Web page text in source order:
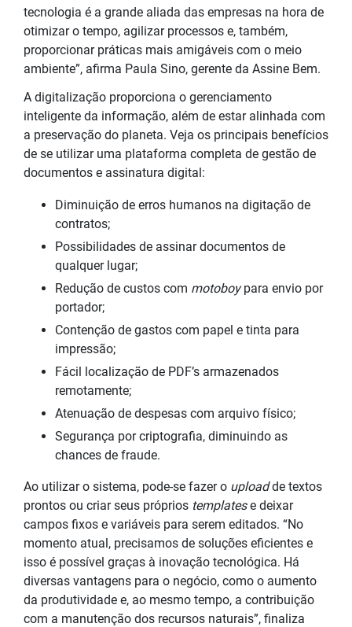
tecnologia é a grande aliada das empresas na hora de
otimizar o tempo, agilizar processos e, também,
proporcionar práticas mais amigáveis com o meio
ambiente”, afirma Paula Sino, gerente da Assine Bem.
A digitalização proporciona o gerenciamento
inteligente da informação, além de estar alinhada com
a preservação do planeta. Veja os principais benefícios
de se utilizar uma plataforma completa de gestão de
documentos e assinatura digital:
Diminuição de erros humanos na digitação de
contratos;
Possibilidades de assinar documentos de
qualquer lugar;
Redução de custos com motoboypara envio por
portador;
Contenção de gastos com papel e tinta para
impressão;
Fácil localização de PDF’s armazenados
remotamente;
Atenuação de despesas com arquivo físico;
Segurança por criptografia, diminuindo as
chances de fraude.
Ao utilizar o sistema, pode-se fazer o uploadde textos
prontos ou criar seus próprios templatese deixar
campos fixos e variáveis para serem editados. “No
momento atual, precisamos de soluções eficientes e
isso é possível graças à inovação tecnológica. Há
diversas vantagens para o negócio, como o aumento
da produtividade e, ao mesmo tempo, a contribuição
com a manutenção dos recursos naturais”, finaliza